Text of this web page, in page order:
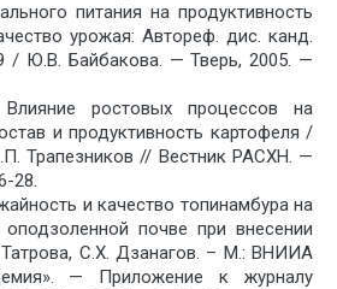
питания на продуктивность
урожая: Автореф. дис. канд.
/ Ю.В. Байбакова. — Тверь, 2005. —
ростовых процессов на
и продуктивность картофеля /
Трапезников // Вестник РАСХН. —
28.
и качество топинамбура на
оподзоленной почве при внесении
С.Х. Дзанагов. – М.: ВНИИА
— Приложение к журналу